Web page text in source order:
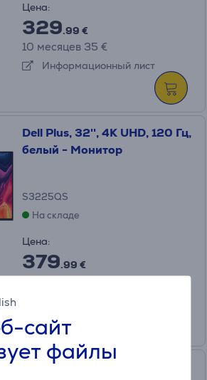
сайт
файлы
Цена:
329.99 €
10 месяцев 35 €
Информационный лист
Dell Plus, 32'', 4K UHD, 120 Гц,
белый - Монитор
S3225QS
На складе
Цена:
379.99 €
10 месяцев 40 €
Dell UltraSharp 27 U2725QE,